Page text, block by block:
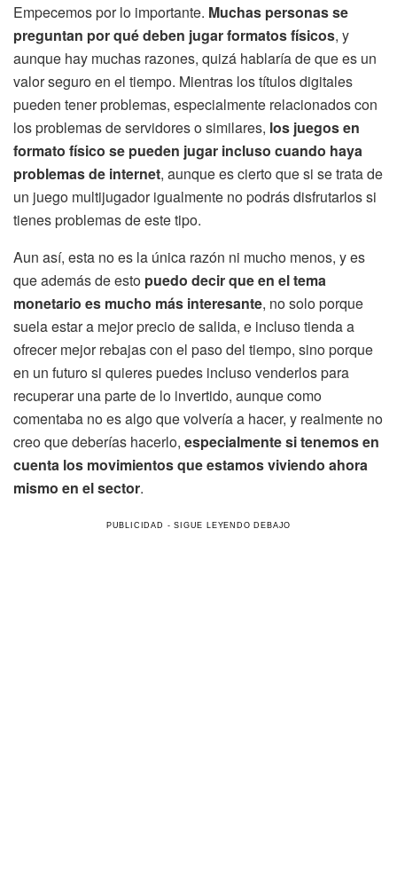
Empecemos por lo importante. Muchas personas se
preguntan por qué deben jugar formatos físicos, y
aunque hay muchas razones, quizá hablaría de que es un
valor seguro en el tiempo. Mientras los títulos digitales
pueden tener problemas, especialmente relacionados con
los problemas de servidores o similares, los juegos en
formato físico se pueden jugar incluso cuando haya
problemas de internet, aunque es cierto que si se trata de
un juego multijugador igualmente no podrás disfrutarlos si
tienes problemas de este tipo.
Aun así, esta no es la única razón ni mucho menos, y es
que además de esto puedo decir que en el tema
monetario es mucho más interesante, no solo porque
suela estar a mejor precio de salida, e incluso tienda a
ofrecer mejor rebajas con el paso del tiempo, sino porque
en un futuro si quieres puedes incluso venderlos para
recuperar una parte de lo invertido, aunque como
comentaba no es algo que volvería a hacer, y realmente no
creo que deberías hacerlo, especialmente si tenemos en
cuenta los movimientos que estamos viviendo ahora
mismo en el sector.